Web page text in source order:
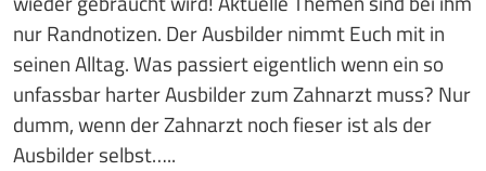
nur Randnotizen. Der Ausbilder nimmt Euch mit in
seinen Alltag. Was passiert eigentlich wenn ein so
unfassbar harter Ausbilder zum Zahnarzt muss? Nur
dumm, wenn der Zahnarzt noch fieser ist als der
Ausbilder selbst…..